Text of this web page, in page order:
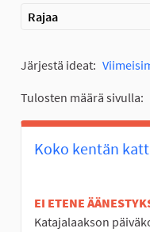
Rajaa
Järjestä ideat:
Tulosten määrä sivulla:
Koko kentän
EI ETENE
Katajalaakson